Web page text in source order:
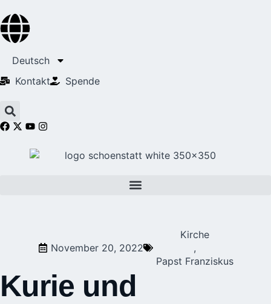
Deutsch
Kontakt
Spende
November 20, 2022
Kirche
,
Papst Franziskus
Kurie und